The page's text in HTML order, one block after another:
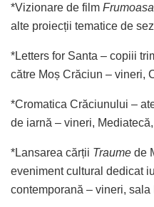
*Vizionare de film
alte proiecții tematice de
*Letters for Santa – copiii
către Moș Crăciun – vineri,
*Cromatica Crăciunului –
de iarnă – vineri,
*Lansarea cărții Traume de
eveniment cultural dedicat
contemporană – vineri, sala